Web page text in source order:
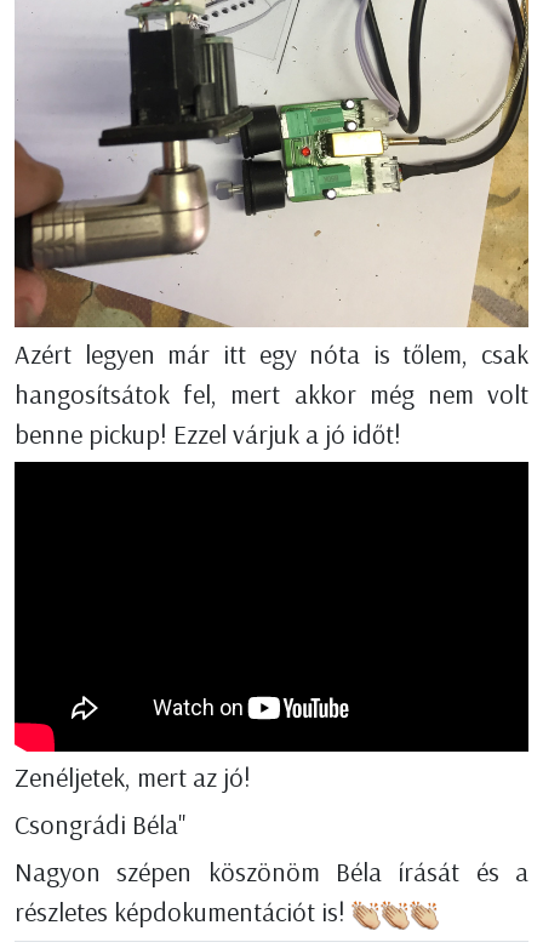
Azért legyen már itt egy nóta is tőlem, csak
hangosítsátok fel, mert akkor még nem volt
benne pickup! Ezzel várjuk a jó időt!
Zenéljetek, mert az jó!
Csongrádi Béla"
Nagyon szépen köszönöm Béla írását és a
részletes képdokumentációt is!